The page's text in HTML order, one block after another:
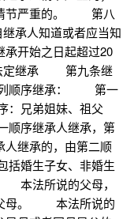
节严重的。 第八
承人知道或者应当知
开始之日起超过20
定继承 第九条继
顺序继承： 第一
兄弟姐妹、祖父
序继承人继承，第
人继承的，由第二顺
婚生子女、非婚生
本法所说的父母，
父母。 本法所说的